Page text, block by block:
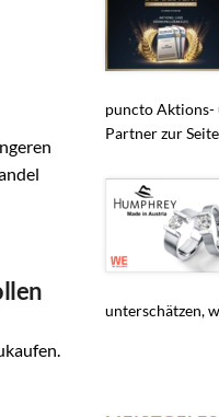
puncto Aktions-
Partner zur
unterschätzen,